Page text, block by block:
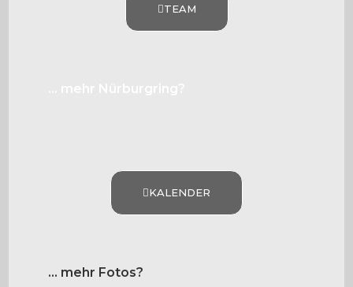
TEAM
KALENDER
... mehr Fotos?